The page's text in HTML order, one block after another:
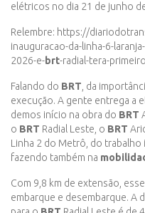
elétricos no dia 21 de junho
Relembre: https://
inauguracao-da-linha-6-
2026-e-brt-radial-tera-
Falando do BRT , da
execução. A gente entrega a
demos início na obra do BRT
o BRT Radial Leste, o BRT
Linha 2 do Metrô, do
fazendo também na
Com 9,8 km de extensão,
embarque e desembarque. A